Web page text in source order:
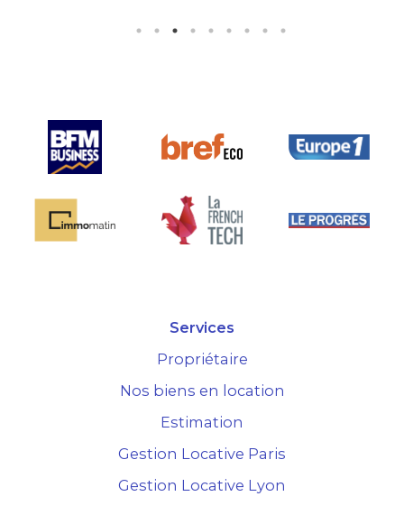
Services
Propriétaire
Nos biens en location
Estimation
Gestion Locative Paris
Gestion Locative Lyon